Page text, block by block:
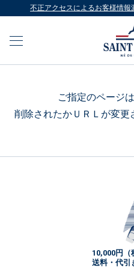
不正アクセスによるお客様情
ご指定のページ
削除されたかＵＲＬが変更
10,000円（
送料・代引